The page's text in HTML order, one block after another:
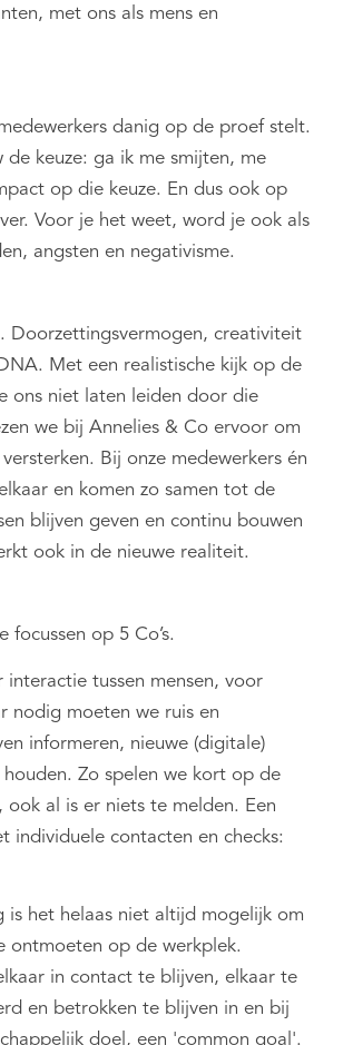
met ons als mens en
danig op de proef stelt.
keuze: ga ik me smijten, me
op die keuze. En dus ook op
Voor je het weet, word je ook als
angsten en negativisme.
Doorzettingsvermogen, creativiteit
Met een realistische kijk op de
ons niet laten leiden door die
we bij Annelies & Co ervoor om
Bij onze medewerkers én
en komen zo samen tot de
blijven geven en continu bouwen
ook in de nieuwe realiteit.
op 5 Co’s.
interactie tussen mensen, voor
nodig moeten we ruis en
informeren, nieuwe (digitale)
Zo spelen we kort op de
al is er niets te melden. Een
individuele contacten en checks:
is het helaas niet altijd mogelijk om
ontmoeten op de werkplek.
in contact te blijven, elkaar te
en betrokken te blijven in en bij
doel, een 'common goal'.